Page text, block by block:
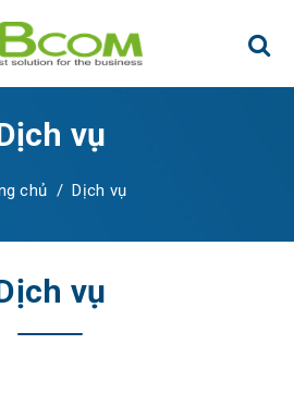
vụ
chủ / Dịch vụ
vụ